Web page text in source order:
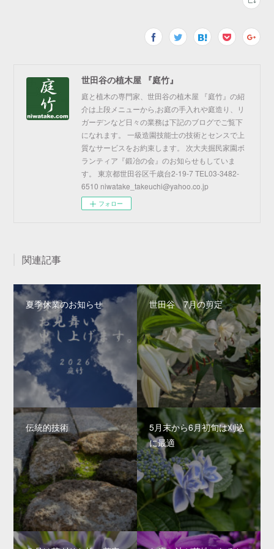
世田谷の植木屋 『庭竹』
庭と植木の専門家、世田谷の植木屋 『庭竹』の紹
介は上段メニューから,お庭の手入れや庭造り、リ
ガーデンなど日々の業務は下記のブログでご覧下
になれます。 一級造園技能士の技術とセンスで上
質なサービスをお約束します。 次大夫掘民家園ボ
ランティア『鍛冶の会』のお知らせもしていま
す。 東京都世田谷区千歳台2-19-7 TEL03-3482-
6510 niwatake_takeuchi@yahoo.co.jp
フォロー
関連記事
夏季休業のお知らせ 世田谷 7月の剪定
伝統的技術
5月末から6月初旬は刈込
に最適